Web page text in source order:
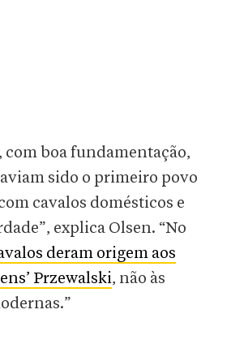
com boa fundamentação,
sido o primeiro povo
cavalos domésticos e
explica Olsen. “No
deram origem aos
Przewalski, não às